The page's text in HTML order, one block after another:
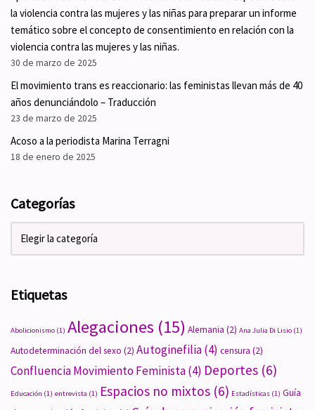
la violencia contra las mujeres y las niñas para preparar un informe
temático sobre el concepto de consentimiento en relación con la
violencia contra las mujeres y las niñas.
30 de marzo de 2025
El movimiento trans es reaccionario: las feministas llevan más de 40
años denunciándolo – Traducción
23 de marzo de 2025
Acoso a la periodista Marina Terragni
18 de enero de 2025
Categorías
Etiquetas
Abolicionismo (1) Alegaciones (15) Alemania (2) Ana Julia Di Lisio (1)
Autodeterminación del sexo (2) Autoginefilia(4) censura (2)
Confluencia Movimiento Feminista(4) Deportes (6)
Educación (1) entrevista (1) Espacios no mixtos (6) Estadísticas (1) Guía